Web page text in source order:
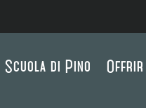
Scuola di Pino Offrir